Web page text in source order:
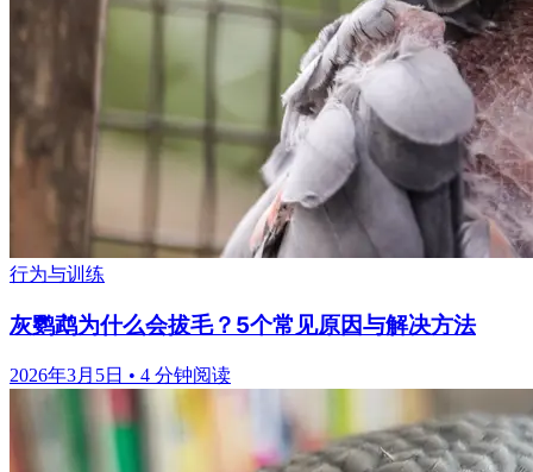
行为与训练
灰鹦鹉为什么会拔毛？5个常见原因与解决方法
2026年3月5日 • 4 分钟阅读